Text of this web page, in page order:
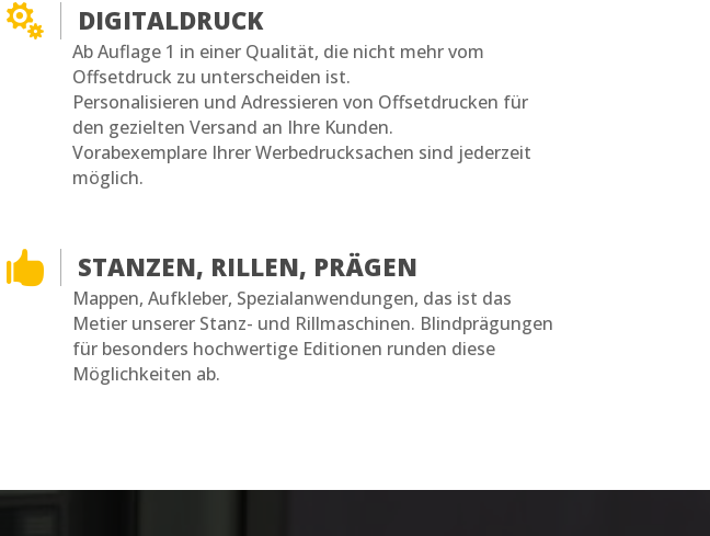
 DIGITALDRUCK
Ab Auflage 1 in einer Qualität, die nicht mehr vom
Offsetdruck zu unterscheiden ist.
Personalisieren und Adressieren von Offsetdrucken für
den gezielten Versand an Ihre Kunden.
Vorabexemplare Ihrer Werbedrucksachen sind jederzeit
möglich.
 STANZEN, RILLEN, PRÄGEN
Mappen, Aufkleber, Spezialanwendungen, das ist das
Metier unserer Stanz- und Rillmaschinen. Blindprägungen
für besonders hochwertige Editionen runden diese
Möglichkeiten ab.